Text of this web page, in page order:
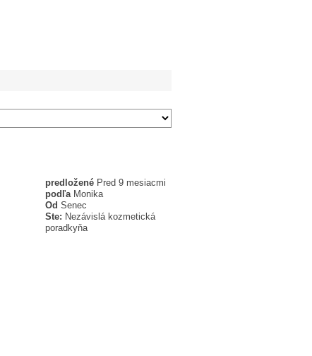
predložené Pred 9 mesiacmi
podľa Monika
Od Senec
Ste: Nezávislá kozmetická
poradkyňa